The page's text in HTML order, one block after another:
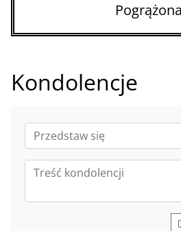
Kondolencje